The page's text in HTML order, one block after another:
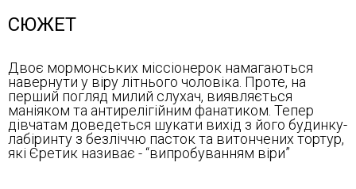
СЮЖЕТ
Двоє мормонських міссіонерок намагаються
навернути у віру літнього чоловіка. Проте, на
перший погляд милий слухач, виявляється
маніяком та антирелігійним фанатиком. Тепер
дівчатам доведеться шукати вихід з його будинку-
лабіринту з безліччю пасток та витончених тортур,
які Єретик називає - “випробуванням віри”